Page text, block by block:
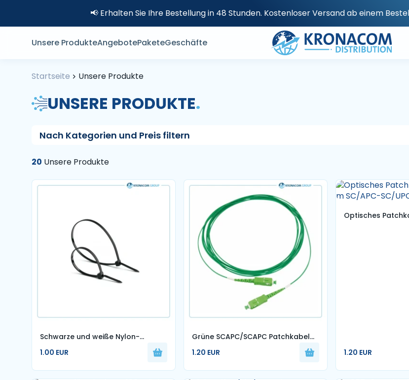
📢 Erhalten Sie Ihre Bestellung in 48 Stunden. Kostenloser Versand ab einem
Unsere ProdukteAngebotePaketeGeschäfte
Startseite Unsere Produkte
UNSERE PRODUKTE.
Nach Kategorien und Preis filtern
20 Unsere Produkte
Schwarze und weiße Nylon-
Kabelbinder, 100 Stück
1.00 EUR
Grüne SCAPC/SCAPC Patchkabel
1,6 mm G657A2 – 3,5 m
1.20 EUR
Optisches
1.20 EUR